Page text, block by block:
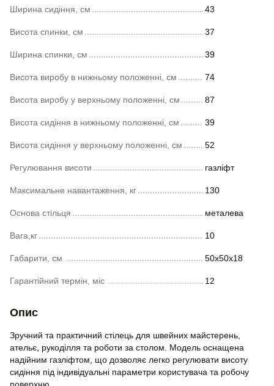
Ширина сидіння, см 43
Висота спинки, см 37
Ширина спинки, см 39
Висота виробу в нижньому положенні, см 74
Висота виробу у верхньому положенні, см 87
Висота сидіння в нижньому положенні, см 39
Висота сидіння у верхньому положенні, см 52
Регулювання висоти газліфт
Максимальне навантаження, кг 130
Основа стільця металева
Вага,кг 10
Габарити, см 50x50x18
Гарантійний термін, міс 12
Опис
Зручний та практичний стілець для швейних майстерень,
ательє, рукоділля та роботи за столом. Модель оснащена
надійним газліфтом, що дозволяє легко регулювати висоту
сидіння під індивідуальні параметри користувача та робочу